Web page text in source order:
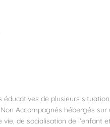
de plusieurs
Accompagnés hébergés
de socialisation de l’enfant